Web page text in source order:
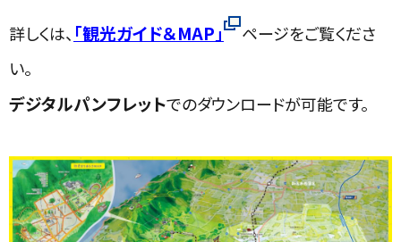
詳しくは、 「観光ガイド＆MAP」
ページをご覧くださ
い。
デジタルパンフレットでのダウンロードが可能です。